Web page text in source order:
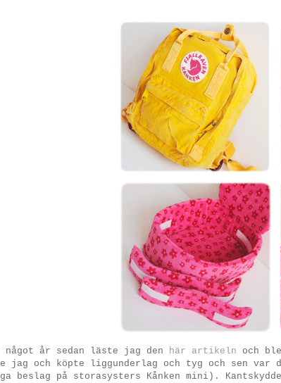
något år sedan läste jag den här artikeln och
jag och köpte liggunderlag och tyg och sen
beslag på storasysters Kånken mini).